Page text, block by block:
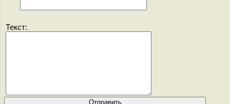
Текст: